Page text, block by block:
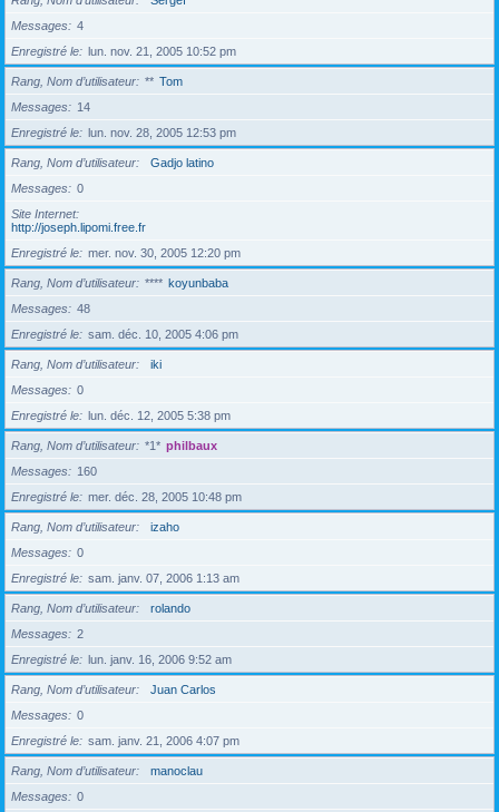
Messages
4
Enregistré le
lun. nov. 21, 2005 10:52 pm
Rang, Nom d’utilisateur ** Tom
Messages
14
Enregistré le
lun. nov. 28, 2005 12:53 pm
Rang, Nom d’utilisateur
Gadjo latino
Messages
0
Site Internet
http://joseph.lipomi.free.fr
Enregistré le
mer. nov. 30, 2005 12:20 pm
Rang, Nom d’utilisateur **** koyunbaba
Messages
48
Enregistré le
sam. déc. 10, 2005 4:06 pm
Rang, Nom d’utilisateur
iki
Messages
0
Enregistré le
lun. déc. 12, 2005 5:38 pm
Rang, Nom d’utilisateur *1* philbaux
Messages
160
Enregistré le
mer. déc. 28, 2005 10:48 pm
Rang, Nom d’utilisateur
izaho
Messages
0
Enregistré le
sam. janv. 07, 2006 1:13 am
Rang, Nom d’utilisateur
rolando
Messages
2
Enregistré le
lun. janv. 16, 2006 9:52 am
Rang, Nom d’utilisateur
Juan Carlos
Messages
0
Enregistré le
sam. janv. 21, 2006 4:07 pm
Rang, Nom d’utilisateur
manoclau
Messages
0